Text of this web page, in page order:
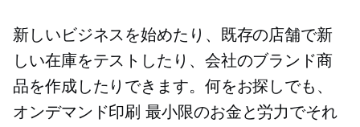
新しいビジネスを始めたり、既存の店舗で新
しい在庫をテストしたり、会社のブランド商
品を作成したりできます。何をお探しでも、
オンデマンド印刷 最小限のお金と労力でそれ